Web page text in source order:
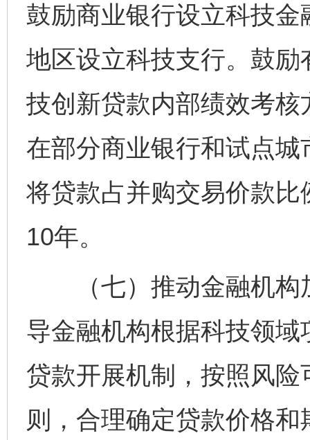
鼓励商业银行设立科技
地区设立科技支行。鼓
技创新贷款内部绩效考
在部分商业银行和试点
将贷款占并购交易价款
10年。
（七）推动金融机构
导金融机构根据科技领
贷款开展机制，按照风
则，合理确定贷款价格